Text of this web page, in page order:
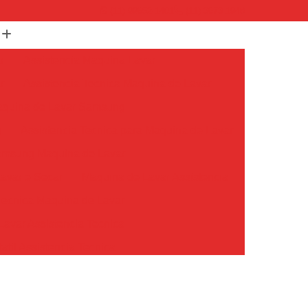
Condicionado Portatil